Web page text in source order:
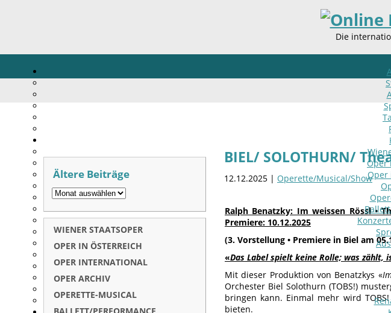
Die
Oper
BIEL/ SOLOTHURN/
12.12.2025 | Operette/Musical/Show
Ralph Benatzky: Im weissen Rössl •
Premiere: 10.12.2025
(3. Vorstellung • Premiere in Biel am
«Das Label spielt keine Rolle; was zählt,
Mit dieser Produktion von Benatzkys «
Orchester Biel Solothurn (TOBS!)
bringen kann. Einmal mehr wird
bieten.
Ältere Beiträge
WIENER STAATSOPER
OPER IN ÖSTERREICH
OPER INTERNATIONAL
OPER ARCHIV
OPERETTE-MUSICAL